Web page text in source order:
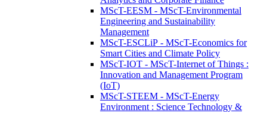
MScT-EESM - MScT-Environmental
Engineering and Sustainability
Management
MScT-ESCLiP - MScT-Economics for
Smart Cities and Climate Policy
MScT-IOT - MScT-Internet of Things :
Innovation and Management Program
(IoT)
MScT-STEEM - MScT-Energy
Environment : Science Technology &